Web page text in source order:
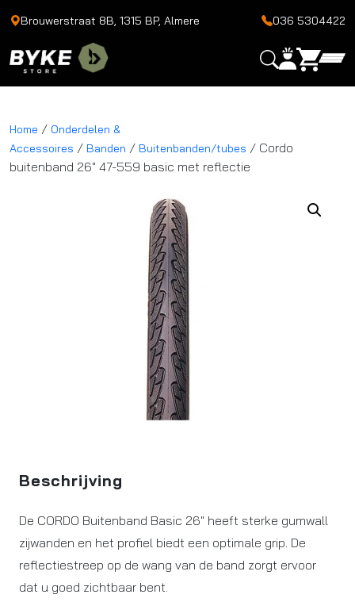
Brouwerstraat 8B, 1315 BP, Almere 036 5304422
Home / Onderdelen &
Accessoires / Banden / Buitenbanden/tubes / Cordo
buitenband 26″ 47-559 basic met reflectie
Beschrijving
De CORDO Buitenband Basic 26" heeft sterke gumwall
zijwanden en het profiel biedt een optimale grip. De
reflectiestreep op de wang van de band zorgt ervoor
dat u goed zichtbaar bent.